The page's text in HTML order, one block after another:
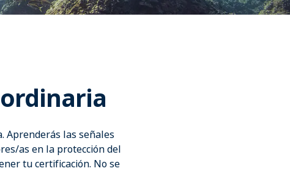
Aprenderás las señales
as en la protección del
tu certificación. No se